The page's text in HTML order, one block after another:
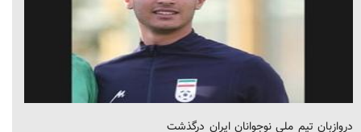
دروازبان تیم ملی نوجوانان ایران درگذشت